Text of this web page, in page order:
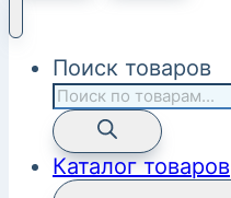
Поиск товаров
Каталог товаров